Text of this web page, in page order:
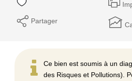
Partager
Ce bien est soumis à un
des Risques et Pollutions).